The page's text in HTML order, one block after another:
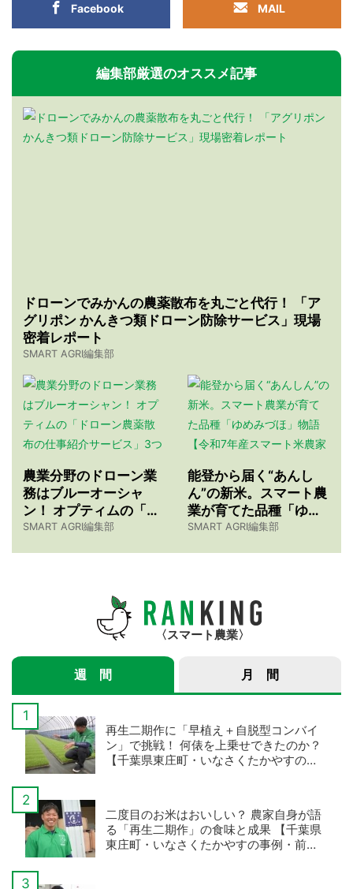
Facebook MAIL
編集部厳選のオススメ記事
ドローンでみかんの農薬散布を丸ごと代行！ 「ア
グリポン かんきつ類ドローン防除サービス」現場
密着レポート
SMART AGRI編集部
農業分野のドローン業
務はブルーオーシャ
ン！ オプティムの「ド
ローン農薬散布の仕事
SMART AGRI編集部
能登から届く“あんし
ん”の新米。スマート農
業が育てた品種「ゆめ
みづほ」物語 【令和7
SMART AGRI編集部
スマート農業
週 間 月 間
再生二期作に「早植え＋自脱型コンバイ
ン」で挑戦！ 何俵を上乗せできたのか？
【千葉県東庄町・いなさくたかやすの事
二度目のお米はおいしい？ 農家自身が語
る「再生二期作」の食味と成果 【千葉県
東庄町・いなさくたかやすの事例・前